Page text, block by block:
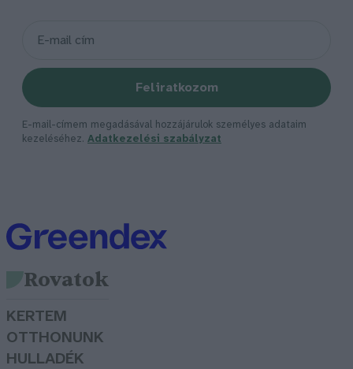
Feliratkozom
E-mail-címem megadásával hozzájárulok személyes adataim
kezeléséhez. Adatkezelési szabályzat
Rovatok
KERTEM
OTTHONUNK
HULLADÉK